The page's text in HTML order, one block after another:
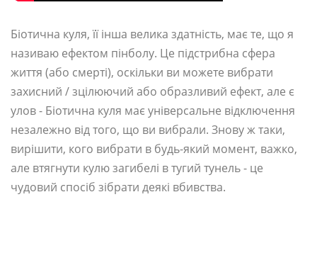
Біотична куля, її інша велика здатність, має те, що я
називаю ефектом пінболу. Це підстрибна сфера
життя (або смерті), оскільки ви можете вибрати
захисний / зцілюючий або образливий ефект, але є
улов - Біотична куля має універсальне відключення
незалежно від того, що ви вибрали. Знову ж таки,
вирішити, кого вибрати в будь-який момент, важко,
але втягнути кулю загибелі в тугий тунель - це
чудовий спосіб зібрати деякі вбивства.